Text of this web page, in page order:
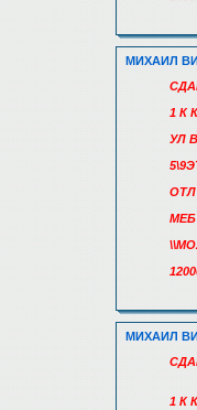
МИХАИЛ
1 К
УЛ
МЕБ
МИХАИЛ
1 К